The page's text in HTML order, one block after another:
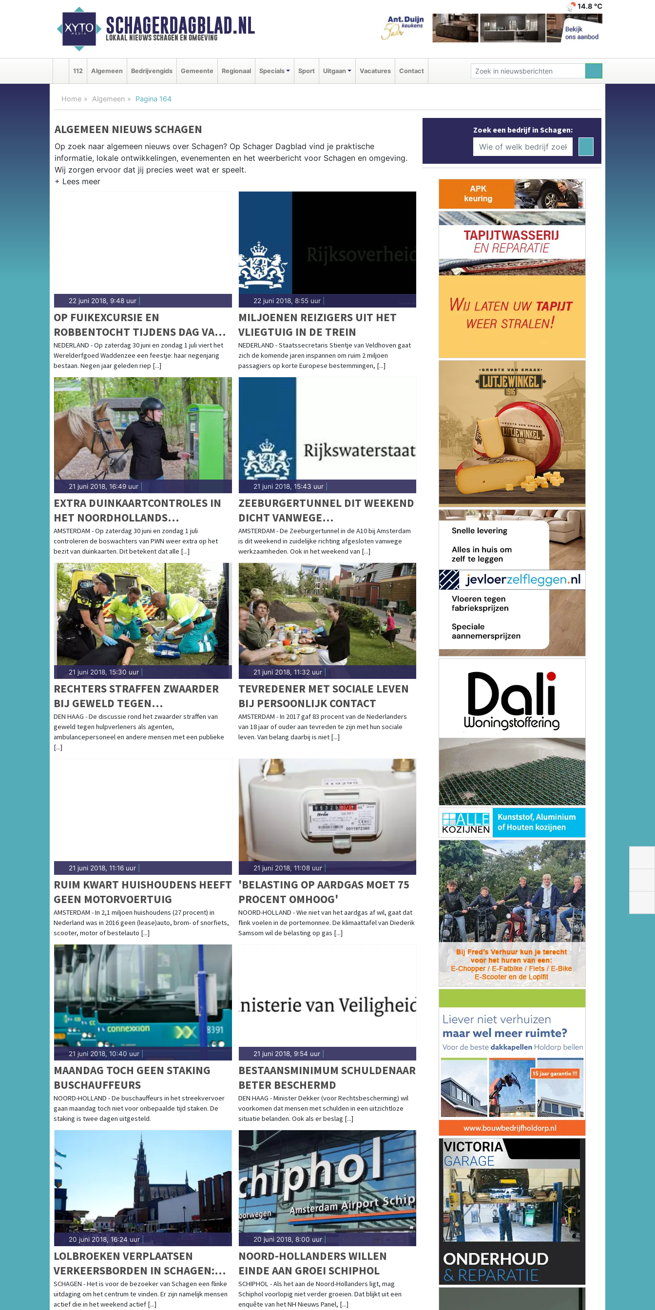
SCHAGERDAGBLAD.NL
lokaal nieuws schagen en omgeving
14.8 ℃
112 Algemeen Bedrijvengids Gemeente Regionaal Specials Sport Uitgaan Vacatures Contact
Home Algemeen Pagina 164
ALGEMEEN NIEUWS SCHAGEN
Op zoek naar algemeen nieuws over Schagen? Op Schager Dagblad vind je praktische
informatie, lokale ontwikkelingen, evenementen en het weerbericht voor Schagen en omgeving.
Wij zorgen ervoor dat jij precies weet wat er speelt.
22 juni 2018, 9:48 uur
OP FUIKEXCURSIE EN
ROBBENTOCHT TIJDENS DAG VAN
HET WAD
NEDERLAND - Op zaterdag 30 juni en zondag 1 juli viert het
Werelderfgoed Waddenzee een feestje: haar negenjarig
bestaan. Negen jaar geleden riep [...]
22 juni 2018, 8:55 uur|
MILJOENEN REIZIGERS UIT HET
VLIEGTUIG IN DE TREIN
NEDERLAND - Staatssecretaris Stientje van Veldhoven gaat
zich de komende jaren inspannen om ruim 2 miljoen
passagiers op korte Europese bestemmingen, [...]
21 juni 2018, 16:49 uur
EXTRA DUINKAARTCONTROLES IN
HET NOORDHOLLANDS
DUINRESERVAAT
AMSTERDAM - Op zaterdag 30 juni en zondag 1 juli
controleren de boswachters van PWN weer extra op het
bezit van duinkaarten. Dit betekent dat alle [...]
21 juni 2018, 15:43 uur|
ZEEBURGERTUNNEL DIT WEEKEND
DICHT VANWEGE
HERSTELWERKZAAMHEDEN
AMSTERDAM - De Zeeburgertunnel in de A10 bij Amsterdam
is dit weekend in zuidelijke richting afgesloten vanwege
werkzaamheden. Ook in het weekend van [...]
21 juni 2018, 15:30 uur
RECHTERS STRAFFEN ZWAARDER
BIJ GEWELD TEGEN
HULPVERLENERS
DEN HAAG - De discussie rond het zwaarder straffen van
geweld tegen hulpverleners als agenten,
ambulancepersoneel en andere mensen met een publieke
[...]
21 juni 2018, 11:32 uur|
TEVREDENER MET SOCIALE LEVEN
BIJ PERSOONLIJK CONTACT
AMSTERDAM - In 2017 gaf 83 procent van de Nederlanders
van 18 jaar of ouder aan tevreden te zijn met hun sociale
leven. Van belang daarbij is niet [...]
21 juni 2018, 11:16 uur
RUIM KWART HUISHOUDENS HEEFT
GEEN MOTORVOERTUIG
AMSTERDAM - In 2,1 miljoen huishoudens (27 procent) in
Nederland was in 2016 geen (lease)auto, brom- of snorfiets,
scooter, motor of bestelauto [...]
21 juni 2018, 11:08 uur|
'BELASTING OP AARDGAS MOET 75
PROCENT OMHOOG'
NOORD-HOLLAND - Wie niet van het aardgas af wil, gaat dat
flink voelen in de portemonnee. De klimaattafel van Diederik
Samsom wil de belasting op gas [...]
21 juni 2018, 10:40 uur
MAANDAG TOCH GEEN STAKING
BUSCHAUFFEURS
NOORD-HOLLAND - De buschauffeurs in het streekvervoer
gaan maandag toch niet voor onbepaalde tijd staken. De
staking is twee dagen uitgesteld.
21 juni 2018, 9:54 uur|
BESTAANSMINIMUM SCHULDENAAR
BETER BESCHERMD
DEN HAAG - Minister Dekker (voor Rechtsbescherming) wil
voorkomen dat mensen met schulden in een uitzichtloze
situatie belanden. Ook als er beslag [...]
20 juni 2018, 16:24 uur
LOLBROEKEN VERPLAATSEN
VERKEERSBORDEN IN SCHAGEN:
ROUTE NAAR CENTRUM IS
'DOOLHOF'
SCHAGEN - Het is voor de bezoeker van Schagen een flinke
uitdaging om het centrum te vinden. Er zijn namelijk mensen
actief die in het weekend actief [...]
20 juni 2018, 8:00 uur|
NOORD-HOLLANDERS WILLEN
EINDE AAN GROEI SCHIPHOL
SCHIPHOL - Als het aan de Noord-Hollanders ligt, mag
Schiphol voorlopig niet verder groeien. Dat blijkt uit een
enquête van het NH Nieuws Panel, [...]
Zoek een bedrijf in Schagen: